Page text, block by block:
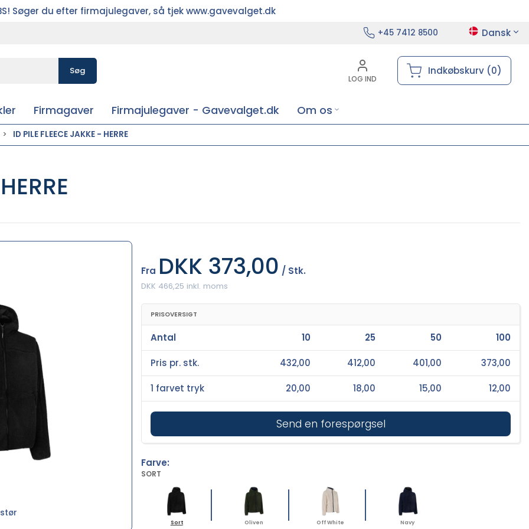
Søger du efter firmajulegaver, så tjek www.gavevalget.dk
+45 7412 8500 Dansk
Søg
LOG IND
Indkøbskurv (0)
Firmagaver Firmajulegaver - Gavevalget.dk Om os
ID PILE FLEECE JAKKE - HERRE
Fra DKK 373,00 / Stk.
DKK 466,25 inkl. moms
PRISOVERSIGT
Send en forespørgsel
Antal 10 25 50 100
Pris pr. stk. 432,00 412,00 401,00 373,00
1 farvet tryk 20,00 18,00 15,00 12,00
Farve:
SORT
Sort Oliven Off White Navy